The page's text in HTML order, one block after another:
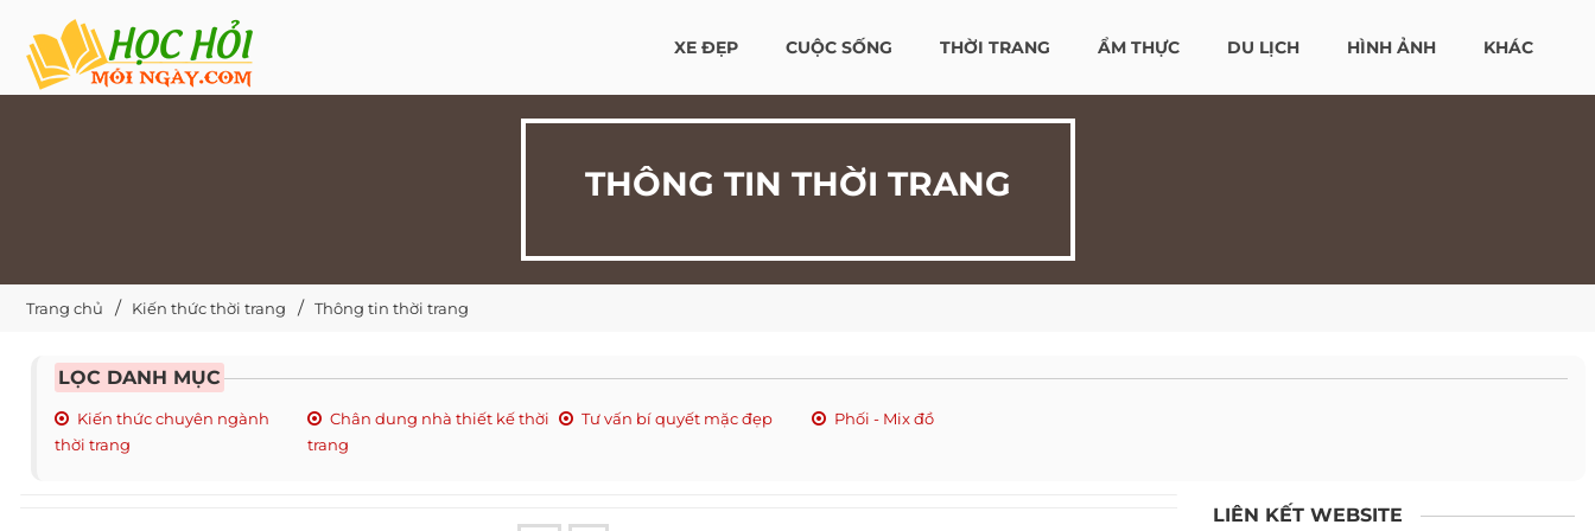
XE ĐẸP CUỘC SỐNG THỜI TRANG ẨM THỰC DU LỊCH HÌNH ẢNH KHÁC
THÔNG TIN THỜI TRANG
Trang chủ Kiến thức thời trang Thông tin thời trang
LỌC DANH MỤC
Kiến thức chuyên ngành
thời trang
Chân dung nhà thiết kế thời
trang
Tư vấn bí quyết mặc đẹp Phối - Mix đồ
LIÊN KẾT WEBSITE